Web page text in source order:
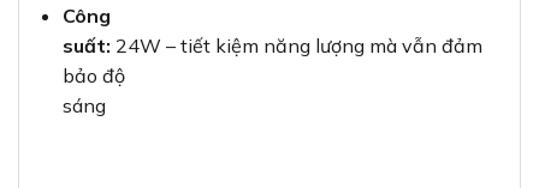
Công
suất: 24W – tiết kiệm năng lượng mà vẫn đảm
bảo độ
sáng